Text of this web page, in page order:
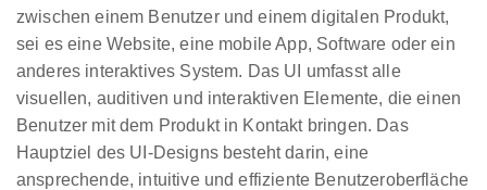
zwischen einem Benutzer und einem digitalen Produkt,
sei es eine Website, eine mobile App, Software oder ein
anderes interaktives System. Das UI umfasst alle
visuellen, auditiven und interaktiven Elemente, die einen
Benutzer mit dem Produkt in Kontakt bringen. Das
Hauptziel des UI-Designs besteht darin, eine
ansprechende, intuitive und effiziente Benutzeroberfläche